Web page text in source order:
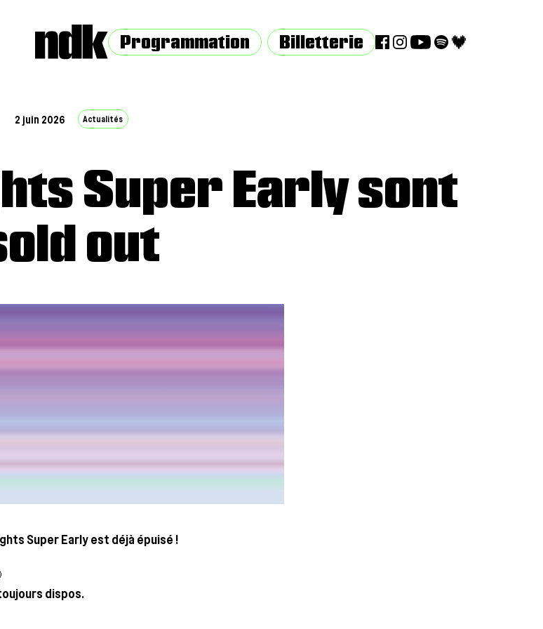
Programmation Billetterie
2 juin 2026 Actualités
Super Early sont
out
Super Ear­ly est déjà épuisé !
dispos.